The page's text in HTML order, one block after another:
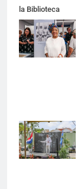
la Biblioteca
Nacional de
Aruba en San
Nicolás.